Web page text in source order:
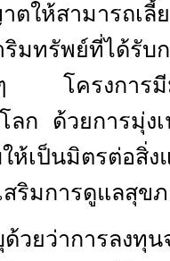
าตให้สามาร
ริมทรัพย์ที่ได้รับ
โครงการมีม
ลก ด้วยการมุ่ง
ห้เป็นมิตรต่อสิ่
สริมการดูแลสุข
วยว่าการลงทุน